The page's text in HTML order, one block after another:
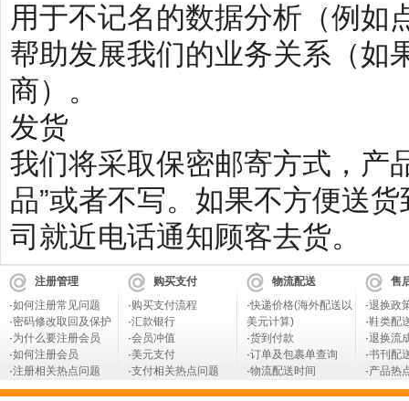
用于不记名的数据分析（例如
帮助发展我们的业务关系（如
商）。
发货
我们将采取保密邮寄方式，产
品”或者不写。如果不方便送
司就近电话通知顾客去货。
注册管理
·如何注册常见问题
·密码修改取回及保护
·为什么要注册会员
·如何注册会员
·注册相关热点问题
购买支付
·购买支付流程
·汇款银行
·会员冲值
·美元支付
·支付相关热点问题
物流配送
·快递价格(海外配送以
美元计算)
·货到付款
·订单及包裹单查询
·物流配送时间
售
·退换政
·鞋类配
·退换流
·书刊配
·产品热